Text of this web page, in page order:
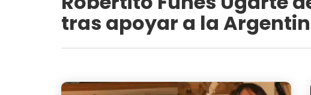
tras apoyar a la